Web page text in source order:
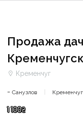
Продажа
Кременчуг
- Санузлов
1 100₴